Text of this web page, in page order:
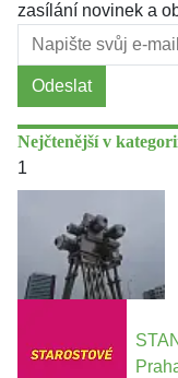
zasílání novinek a
Odeslat
Nejčtenější v
1